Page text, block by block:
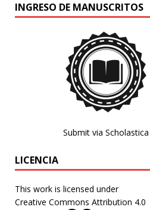
INGRESO DE MANUSCRITOS
Submit via Scholastica
LICENCIA
This work is licensed under
Creative Commons Attribution 4.0